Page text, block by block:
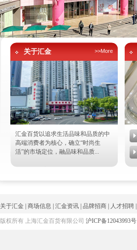
>>More
关于汇金
汇金百货以追求生活品味和品质的中
高端消费者为核心，确立“时尚生
活”的市场定位，融品味和品质...
关于汇金| 商场信息 汇金资讯| 品牌招商| 人才招聘|
版权所有 上海汇金百货有限公司 沪ICP备12043993号